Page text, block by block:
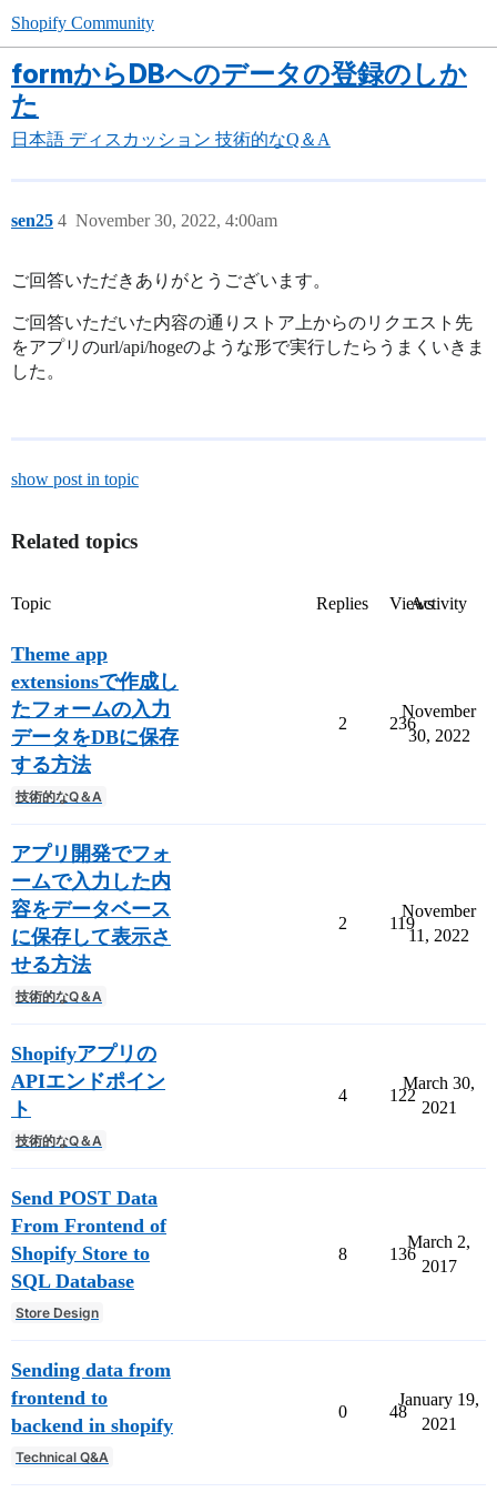
Shopify Community
formからDBへのデータの登録のしか
た
日本語 ディスカッション 技術的なQ＆A
sen25 November 30, 2022, 4:00am
4
ご回答いただきありがとうございます。
ご回答いただいた内容の通りストア上からのリクエスト先
をアプリのurl/api/hogeのような形で実行したらうまくいきま
した。
show post in topic
Related topics
Topic Replies ViewsActivity
Theme app
extensionsで作成し
たフォームの入力
データをDBに保存
する方法
技術的なQ＆A
2 236
November
30, 2022
アプリ開発でフォ
ームで入力した内
容をデータベース
に保存して表示さ
せる方法
技術的なQ＆A
2 119
November
11, 2022
Shopifyアプリの
APIエンドポイン
ト
技術的なQ＆A
4 122
March 30,
2021
Send POST Data
From Frontend of
Shopify Store to
SQL Database
Store Design
8 136
March 2,
2017
Sending data from
frontend to
backend in shopify
Technical Q&A
0 48
January 19,
2021